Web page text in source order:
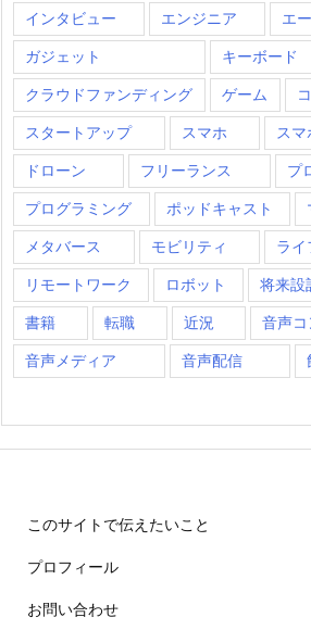
インタビュー エンジニア エ
ガジェット キーボード
クラウドファンディング ゲーム
スタートアップ スマホ スマ
ドローン フリーランス プ
プログラミング ポッドキャスト
メタバース モビリティ ライ
リモートワーク ロボット 将来設
書籍 転職 近況 音声
音声メディア 音声配信
このサイトで伝えたいこと
プロフィール
お問い合わせ